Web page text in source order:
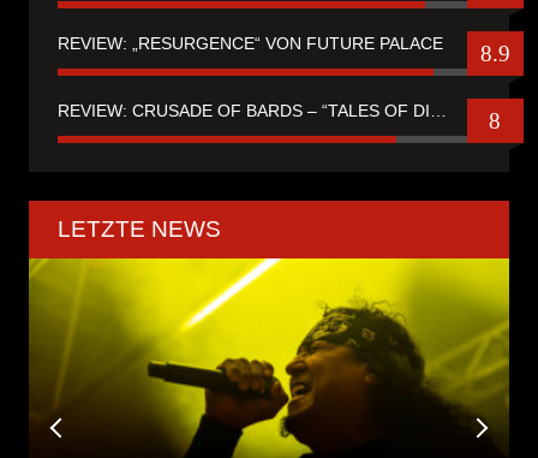
REVIEW: „RESURGENCE“ VON FUTURE PALACE 8.9
8
LETZTE NEWS